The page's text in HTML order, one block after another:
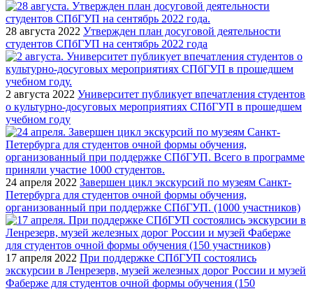
28 августа 2022 Утвержден план досуговой деятельности
студентов СПбГУП на сентябрь 2022 года
2 августа 2022 Университет публикует впечатления студентов
о культурно-досуговых мероприятиях СПбГУП в прошедшем
учебном году
24 апреля 2022 Завершен цикл экскурсий по музеям Санкт-
Петербурга для студентов очной формы обучения,
организованный при поддержке СПбГУП. (1000 участников)
17 апреля 2022 При поддержке СПбГУП состоялись
экскурсии в Ленрезерв, музей железных дорог России и музей
Фаберже для студентов очной формы обучения (150